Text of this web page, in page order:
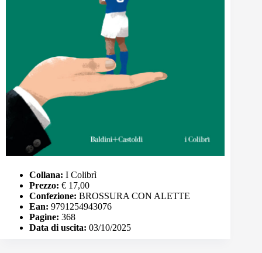
Collana: I Colibrì
Prezzo: € 17,00
Confezione: BROSSURA CON ALETTE
Ean: 9791254943076
Pagine: 368
Data di uscita: 03/10/2025